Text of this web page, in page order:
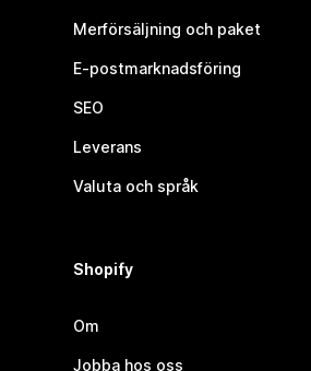
Merförsäljning och paket
E-postmarknadsföring
SEO
Leverans
Valuta och språk
Shopify
Om
Jobba hos oss